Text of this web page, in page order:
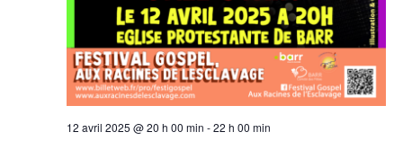
12 avril 2025 @ 20 h 00 min -22 h 00 min